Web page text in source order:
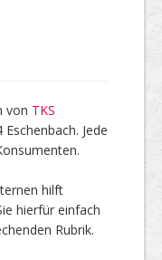
von TKS
Jede
hilft
hierfür einfach
Rubrik.